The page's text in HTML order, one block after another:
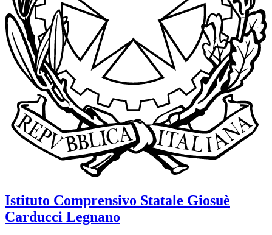
Istituto Comprensivo Statale Giosuè
Carducci Legnano